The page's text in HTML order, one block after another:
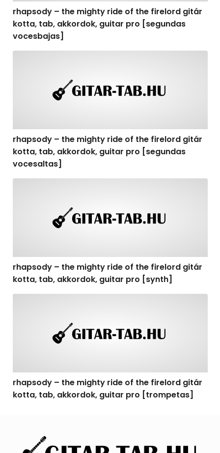
rhapsody – the mighty ride of the firelord gitár
kotta, tab, akkordok, guitar pro [segundas
vocesbajas]
rhapsody – the mighty ride of the firelord gitár
kotta, tab, akkordok, guitar pro [segundas
vocesaltas]
rhapsody – the mighty ride of the firelord gitár
kotta, tab, akkordok, guitar pro [synth]
rhapsody – the mighty ride of the firelord gitár
kotta, tab, akkordok, guitar pro [trompetas]